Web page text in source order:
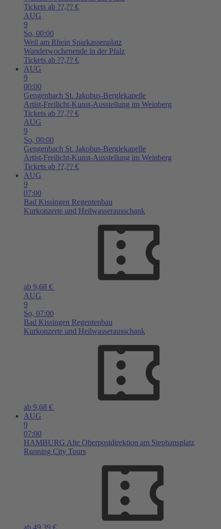
Tickets ab ??,?? €
AUG
9
So, 00:00
Weil am Rhein Sparkassenplatz
Wanderwochenende in der Pfalz
Tickets ab ??,?? €
AUG
9
00:00
Gengenbach St. Jakobus-Berglekapelle
Artist-Freilicht-Kunst-Ausstellung im Weinberg
Tickets ab ??,?? €
AUG
9
So, 00:00
Gengenbach St. Jakobus-Berglekapelle
Artist-Freilicht-Kunst-Ausstellung im Weinberg
Tickets ab ??,?? €
AUG
9
07:00
Bad Kissingen Regentenbau
Kurkonzerte und Heilwasserausschank
ab 9,68 €
AUG
9
So, 07:00
Bad Kissingen Regentenbau
Kurkonzerte und Heilwasserausschank
ab 9,68 €
AUG
9
07:00
HAMBURG Alte Oberpostdirektion am Stephansplatz
Running City Tours
ab 49,39 €